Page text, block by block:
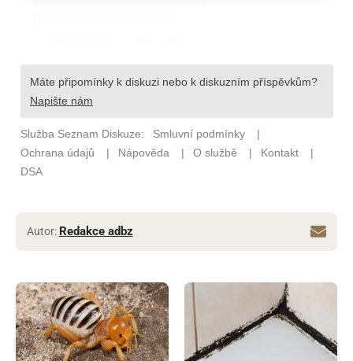
Autor: Redakce adbz